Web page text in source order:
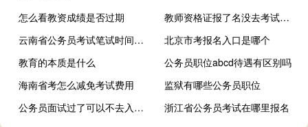
怎么看教资成绩是否过期
教师资格证报了名没去考试会怎样
云南省公务员考试笔试时间有多长
北京市考报名入口是哪个
教育的本质是什么
公务员职位abcd待遇有区别吗
海南省考怎么减免考试费用
监狱有哪些公务员职位
公务员面试过了可以不去入职吗
浙江省公务员考试在哪里报名